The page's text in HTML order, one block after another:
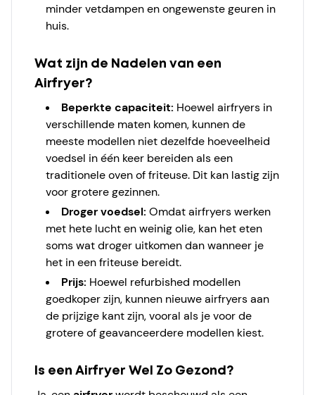
minder vetdampen en ongewenste geuren in
huis.
Wat zijn de Nadelen van een
Airfryer?
Beperkte capaciteit: Hoewel airfryers in
verschillende maten komen, kunnen de
meeste modellen niet dezelfde hoeveelheid
voedsel in één keer bereiden als een
traditionele oven of friteuse. Dit kan lastig zijn
voor grotere gezinnen.
Droger voedsel: Omdat airfryers werken
met hete lucht en weinig olie, kan het eten
soms wat droger uitkomen dan wanneer je
het in een friteuse bereidt.
Prijs: Hoewel refurbished modellen
goedkoper zijn, kunnen nieuwe airfryers aan
de prijzige kant zijn, vooral als je voor de
grotere of geavanceerdere modellen kiest.
Is een Airfryer Wel Zo Gezond?